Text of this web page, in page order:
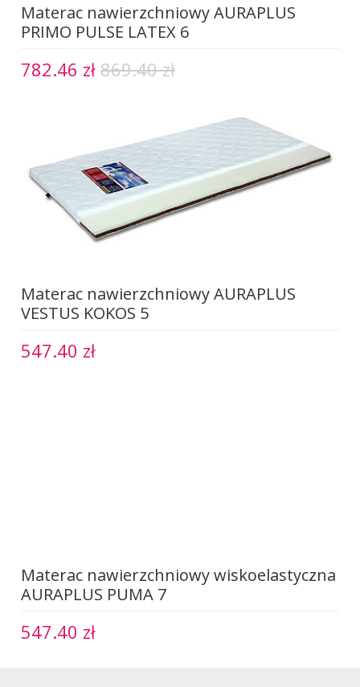
Materac nawierzchniowy AURAPLUS
PRIMO PULSE LATEX 6
782.46 zł869.40 zł
Materac nawierzchniowy AURAPLUS
VESTUS KOKOS 5
547.40 zł
Materac nawierzchniowy wiskoelastyczna
AURAPLUS PUMA 7
547.40 zł